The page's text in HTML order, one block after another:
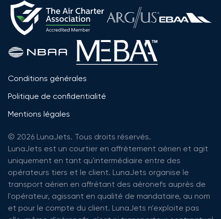
Conditions générales
Politique de confidentialité
Mentions légales
© 2026 LunaJets. Tous droits réservés.
LunaJets est un courtier en affrètement aérien et agit
uniquement en tant qu'intermédiaire entre des
opérateurs tiers et le client. LunaJets organise le
transport aérien en affrétant des aéronefs auprès de
l'opérateur, agissant en qualité de mandataire, au nom
et pour le compte du client. LunaJets n'exploite pas